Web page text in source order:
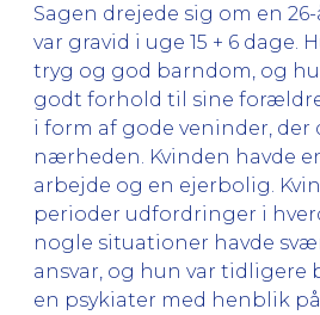
Sagen drejede sig om en
var gravid i uge 15 + 6 dage.
tryg og god barndom, og
godt forhold til sine
i form af gode veninder, der
nærheden. Kvinden havde
arbejde og en ejerbolig.
perioder udfordringer i
nogle situationer havde
ansvar, og hun var tidligere
en psykiater med henblik